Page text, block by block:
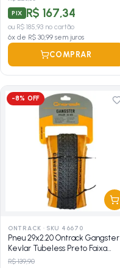
PIX R$ 167,34
ou R$ 185,93 no cartão
6x de R$ 30,99 sem juros
COMPRAR
-8% OFF
ONTRACK · SKU 46670
Pneu 29x2.20 Ontrack Gangster
Kevlar Tubeless Preto Faixa
Marrom
R$ 139,90